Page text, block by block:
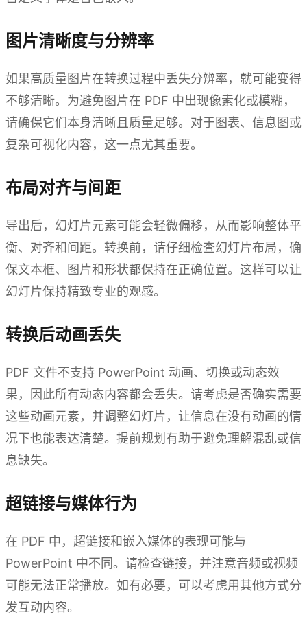
图片清晰度与分辨率
如果高质量图片在转换过程中丢失分辨率，就可能变得
不够清晰。为避免图片在 PDF 中出现像素化或模糊，
请确保它们本身清晰且质量足够。对于图表、信息图或
复杂可视化内容，这一点尤其重要。
布局对齐与间距
导出后，幻灯片元素可能会轻微偏移，从而影响整体平
衡、对齐和间距。转换前，请仔细检查幻灯片布局，确
保文本框、图片和形状都保持在正确位置。这样可以让
幻灯片保持精致专业的观感。
转换后动画丢失
PDF 文件不支持 PowerPoint 动画、切换或动态效
果，因此所有动态内容都会丢失。请考虑是否确实需要
这些动画元素，并调整幻灯片，让信息在没有动画的情
况下也能表达清楚。提前规划有助于避免理解混乱或信
息缺失。
超链接与媒体行为
在 PDF 中，超链接和嵌入媒体的表现可能与
PowerPoint 中不同。请检查链接，并注意音频或视频
可能无法正常播放。如有必要，可以考虑用其他方式分
发互动内容。